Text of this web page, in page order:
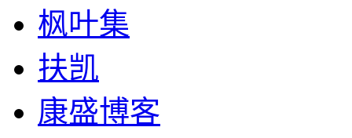
枫叶集
扶凯
康盛博客